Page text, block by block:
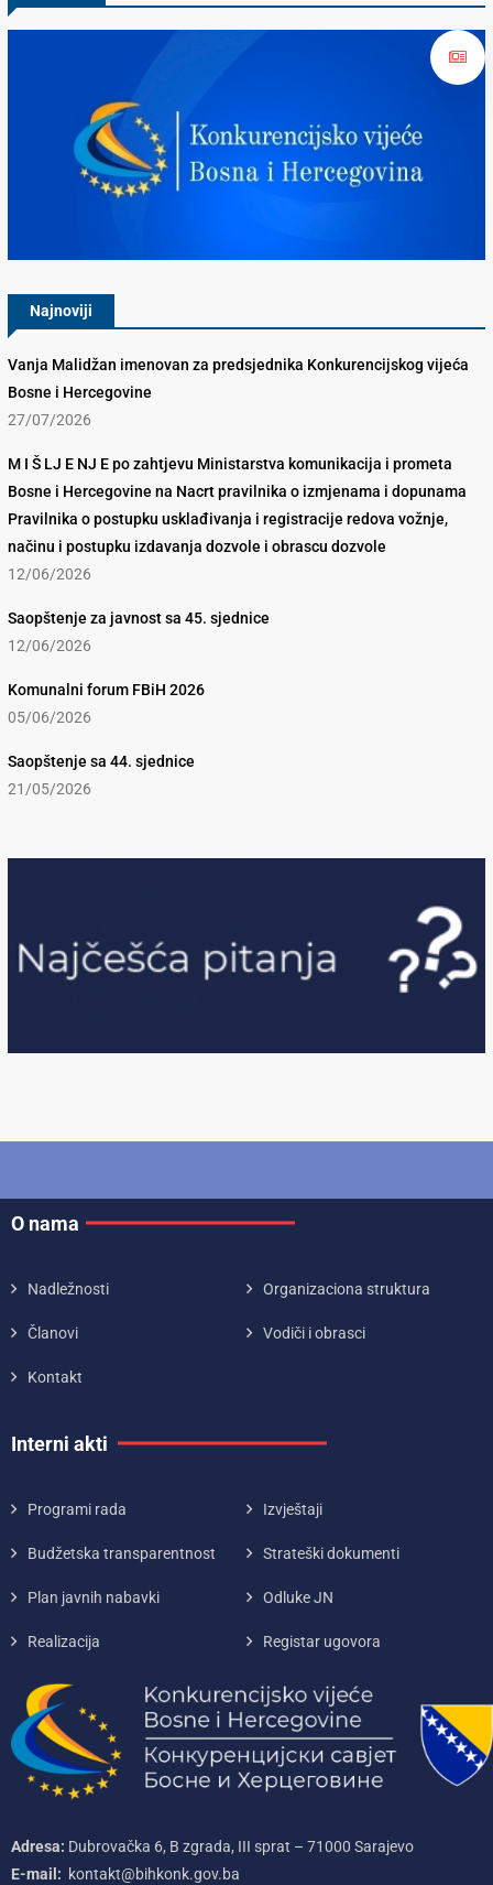
Najnoviji
Vanja Malidžan imenovan za predsjednika Konkurencijskog vijeća
Bosne i Hercegovine
27/07/2026
M I Š LJ E NJ E po zahtjevu Ministarstva komunikacija i prometa
Bosne i Hercegovine na Nacrt pravilnika o izmjenama i dopunama
Pravilnika o postupku usklađivanja i registracije redova vožnje,
načinu i postupku izdavanja dozvole i obrascu dozvole
12/06/2026
Saopštenje za javnost sa 45. sjednice
12/06/2026
Komunalni forum FBiH 2026
05/06/2026
Saopštenje sa 44. sjednice
21/05/2026
O nama
Nadležnosti Organizaciona struktura
Članovi Vodiči i obrasci
Kontakt
Interni akti
Programi rada Izvještaji
Budžetska transparentnost Strateški dokumenti
Plan javnih nabavki Odluke JN
Realizacija Registar ugovora
Adresa: Dubrovačka 6, B zgrada, III sprat – 71000‌ Sarajevo
E-mail: kontakt@bihkonk.gov.ba